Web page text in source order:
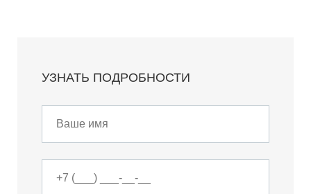
УЗНАТЬ ПОДРОБНОСТИ